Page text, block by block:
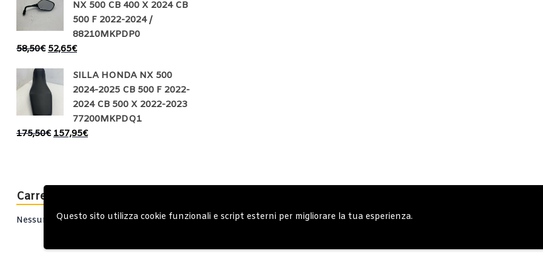
Questo sito utilizza cookie funzionali e script esterni per migliorare la tua esperienza.
NX 500 CB 400 X 2024 CB
500 F 2022-2024 /
88210MKPDP0
58,50€ 52,65€
SILLA HONDA NX 500
2024-2025 CB 500 F 2022-
2024 CB 500 X 2022-2023
77200MKPDQ1
175,50€ 157,95€
Carrello
Nessun prodotto nel carrello.